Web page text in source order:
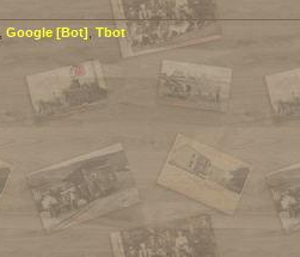
Google [Bot] Tbot